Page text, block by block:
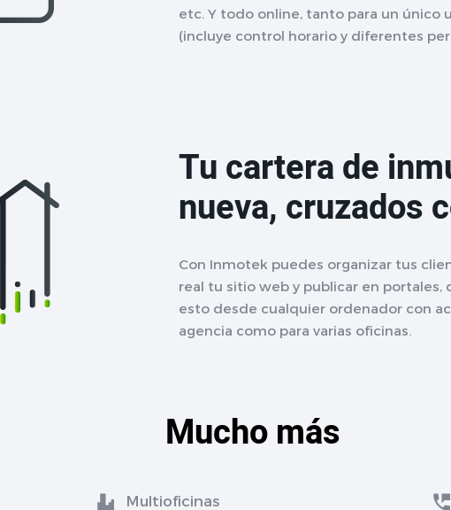
etc. Y todo online, tanto para un único
(incluye control horario y diferentes
Tu cartera de
nueva, cruzados
Con Inmotek puedes organizar tus
real tu sitio web y publicar en
esto desde cualquier ordenador con
agencia como para varias oficinas.
Mucho más
Multioficinas